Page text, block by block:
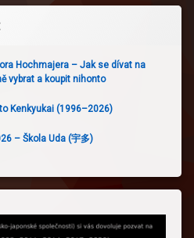
Hochmajera – Jak se dívat na
vybrat a koupit nihonto
Kenkyukai (1996–2026)
– Škola Uda (宇多)